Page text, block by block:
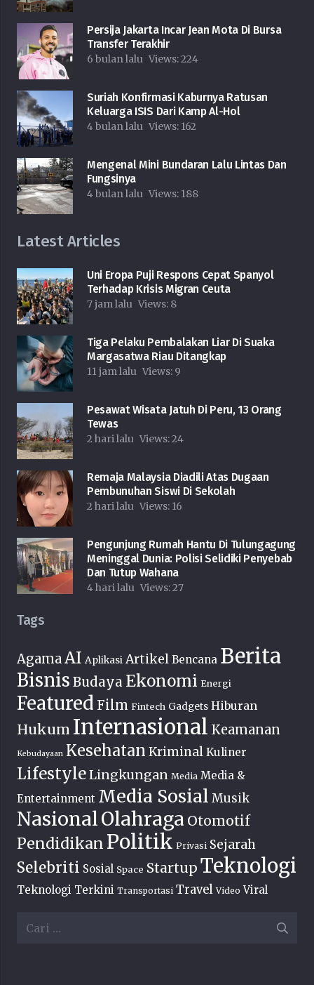
Persija Jakarta Incar Jean Mota Di Bursa
Transfer Terakhir
6 bulan lalu Views:224
Suriah Konfirmasi Kaburnya Ratusan
Keluarga ISIS Dari Kamp Al-Hol
4 bulan lalu Views: 162
Mengenal Mini Bundaran Lalu Lintas Dan
Fungsinya
4 bulan lalu Views: 188
Latest Articles
Uni Eropa Puji Respons Cepat Spanyol
Terhadap Krisis Migran Ceuta
7 jam lalu Views: 8
Tiga Pelaku Pembalakan Liar Di Suaka
Margasatwa Riau Ditangkap
11 jam lalu Views: 9
Pesawat Wisata Jatuh Di Peru, 13 Orang
Tewas
2 hari lalu Views:24
Remaja Malaysia Diadili Atas Dugaan
Pembunuhan Siswi Di Sekolah
2 hari lalu Views: 16
Pengunjung Rumah Hantu Di Tulungagung
Meninggal Dunia: Polisi Selidiki Penyebab
Dan Tutup Wahana
4 hari lalu Views:27
Tags
AgamaAI Aplikasi Artikel Bencana Berita
Bisnis Budaya Ekonomi Energi
Featured Film Fintech Gadgets Hiburan
Hukum Internasional Keamanan
Kebudayaan Kesehatan Kriminal Kuliner
LifestyleLingkungan Media Media &
Entertainment Media Sosial Musik
NasionalOlahraga Otomotif
Pendidikan Politik Privasi Sejarah
Selebriti Sosial Space Startup Teknologi
Teknologi Terkini Transportasi Travel Video Viral
Cari